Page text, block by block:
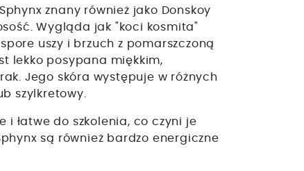
znany również jako Donskoy
Wygląda jak "koci kosmita"
uszy i brzuch z pomarszczoną
lekko posypana miękkim,
Jego skóra występuje w różnych
szylkretowy.
i łatwe do szkolenia, co czyni je
są również bardzo energiczne